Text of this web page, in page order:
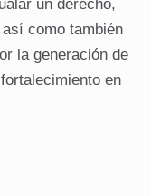
un derecho,
como también
la generación de
en